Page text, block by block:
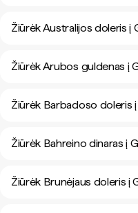
Žiūrėk Australijos doleris į
Žiūrėk Arubos guldenas į
Žiūrėk Barbadoso doleris
Žiūrėk Bahreino dinaras į
Žiūrėk Brunėjaus doleris į